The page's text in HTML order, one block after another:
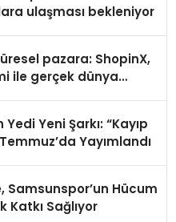
ulaşması bekleniyor
pazara: ShopinX,
ile gerçek dünya
Yeni Şarkı: “Kayıp
Yayımlandı
Samsunspor’un Hücum
Katkı Sağlıyor